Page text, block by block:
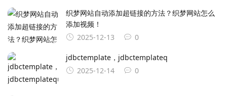
织梦网站自动添加超链接的方法？织梦网站怎么
添加视频！
2025-12-13
0
jdbctemplate，jdbctemplateq
2025-12-14
0